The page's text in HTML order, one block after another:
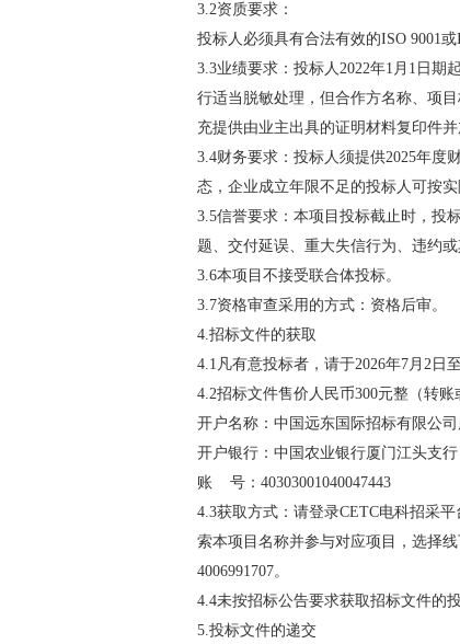
3.2资质要求：
投标人必须具有合法有效的ISO 9001
3.3业绩要求：投标人2022年1月1日
行适当脱敏处理，但合作方名称、项
充提供由业主出具的证明材料复印件
3.4财务要求：投标人须提供2025年度
态，企业成立年限不足的投标人可按实
3.5信誉要求：本项目投标截止时，投
题、交付延误、重大失信行为、违约
3.6本项目不接受联合体投标。
3.7资格审查采用的方式：资格后审。
4.招标文件的获取
4.1凡有意投标者，请于2026年7月2日
4.2招标文件售价人民币300元整（转
开户名称：中国远东国际招标有限公司
开户银行：中国农业银行厦门江头支行
账 号：40303001040047443
4.3获取方式：请登录CETC电科招采
索本项目名称并参与对应项目，选择
4006991707。
4.4未按招标公告要求获取招标文件的
5.投标文件的递交